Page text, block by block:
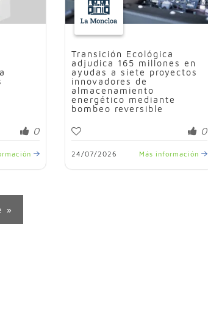
0
Transición Ecológica
adjudica 165 millones en
ayudas a siete proyectos
innovadores de
almacenamiento
energético mediante
bombeo reversible
0
24/07/2026 Más información
»